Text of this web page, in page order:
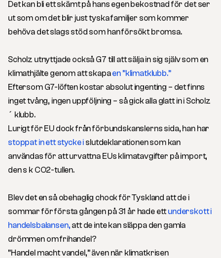
Det kan bli ett skämt på hans egen bekostnad för det ser
ut som om det blir just tyska familjer som kommer
behöva det slags stöd som han försökt bromsa.
Scholz utnyttjade också G7 till att sälja in sig själv som en
klimathjälte genom att skapaen ”klimatklubb.”
Eftersom G7-löften kostar absolut ingenting – det finns
inget tvång, ingen uppföljning – så gick alla glatt in i Scholz
´ klubb.
Lurigt för EU dock från förbundskanslerns sida, han har
stoppat in ett stycke i slutdeklarationen som kan
användas för att urvattna EUs klimatavgifter på import,
den s k CO2-tullen.
Blev det en så obehaglig chock för Tyskland att de i
sommar för första gången på 31 år hade ettunderskott i
handelsbalansen, att de inte kan släppa den gamla
drömmen om frihandel?
”Handel macht vandel,” även när klimatkrisen